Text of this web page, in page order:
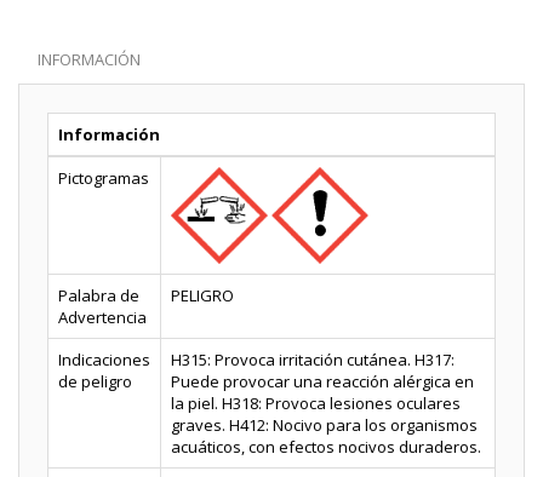
INFORMACIÓN
Información
Pictogramas
Palabra de
Advertencia
PELIGRO
Indicaciones
de peligro
H315: Provoca irritación cutánea. H317:
Puede provocar una reacción alérgica en
la piel. H318: Provoca lesiones oculares
graves. H412: Nocivo para los organismos
acuáticos, con efectos nocivos duraderos.